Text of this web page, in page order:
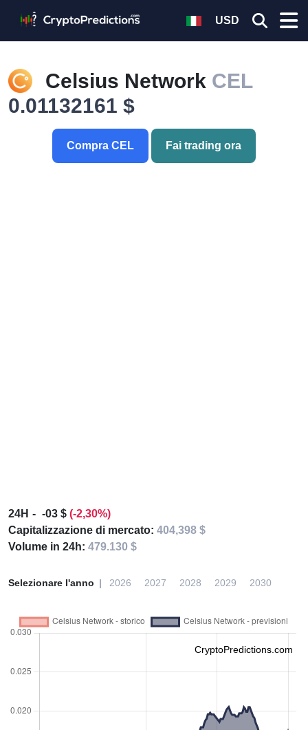
USD
Celsius Network CEL
0.01132161 $
Compra CEL Fai trading ora
24H -03 $ (-2,30%)
Capitalizzazione di mercato: 404,398 $
Volume in 24h: 479.130 $
Selezionare l'anno 2026 2027 2028 2029 2030
CryptoPredictions.com